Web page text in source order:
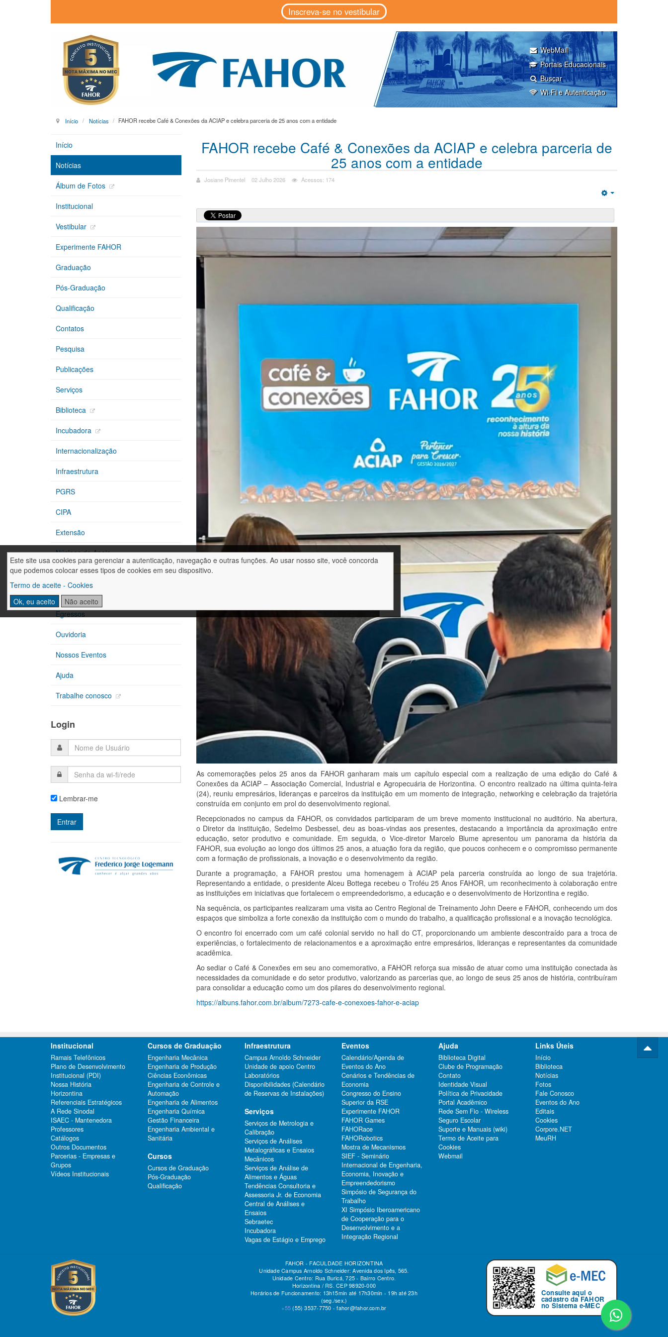
Este site usa cookies para gerenciar a autenticação, navegação e outras funções. Ao usar nosso site, você concorda
que podemos colocar esses tipos de cookies em seu dispositivo.
Termo de aceite - Cookies
Ok, eu aceito
Não aceito
Inscreva-se no vestibular
WebMail
Portais Educacionais
Buscar
Wi-Fi e Autenticação
Início Notícias FAHOR recebe Café & Conexões da ACIAP e celebra parceria de 25 anos com a entidade
FAHOR recebe Café & Conexões da ACIAP e celebra parceria de
25 anos com a entidade
Josiane Pimentel 02 Julho 2026 Acessos: 174
As comemorações pelos 25 anos da FAHOR ganharam mais um capítulo especial com a realização de uma edição do Café &
Conexões da ACIAP – Associação Comercial, Industrial e Agropecuária de Horizontina. O encontro realizado na última quinta-feira
(24), reuniu empresários, lideranças e parceiros da instituição em um momento de integração, networking e celebração da trajetória
construída em conjunto em prol do desenvolvimento regional.
Recepcionados no campus da FAHOR, os convidados participaram de um breve momento institucional no auditório. Na abertura,
o Diretor da instituição, Sedelmo Desbessel, deu as boas-vindas aos presentes, destacando a importância da aproximação entre
educação, setor produtivo e comunidade. Em seguida, o Vice-diretor Marcelo Blume apresentou um panorama da história da
FAHOR, sua evolução ao longo dos últimos 25 anos, a atuação fora da região, que poucos conhecem e o compromisso permanente
com a formação de profissionais, a inovação e o desenvolvimento da região.
Durante a programação, a FAHOR prestou uma homenagem à ACIAP pela parceria construída ao longo de sua trajetória.
Representando a entidade, o presidente Alceu Bottega recebeu o Troféu 25 Anos FAHOR, um reconhecimento à colaboração entre
as instituições em iniciativas que fortalecem o empreendedorismo, a educação e o desenvolvimento de Horizontina e região.
Na sequência, os participantes realizaram uma visita ao Centro Regional de Treinamento John Deere e FAHOR, conhecendo um dos
espaços que simboliza a forte conexão da instituição com o mundo do trabalho, a qualificação profissional e a inovação tecnológica.
O encontro foi encerrado com um café colonial servido no hall do CT, proporcionando um ambiente descontraído para a troca de
experiências, o fortalecimento de relacionamentos e a aproximação entre empresários, lideranças e representantes da comunidade
acadêmica.
Ao sediar o Café & Conexões em seu ano comemorativo, a FAHOR reforça sua missão de atuar como uma instituição conectada às
necessidades da comunidade e do setor produtivo, valorizando as parcerias que, ao longo de seus 25 anos de história, contribuíram
para consolidar a educação como um dos pilares do desenvolvimento regional.
https://albuns.fahor.com.br/album/7273-cafe-e-conexoes-fahor-e-aciap
Início
Notícias
Álbum de Fotos
Institucional
Vestibular
Experimente FAHOR
Graduação
Pós-Graduação
Qualificação
Contatos
Pesquisa
Publicações
Serviços
Biblioteca
Incubadora
Internacionalização
Infraestrutura
PGRS
CIPA
Extensão
Núcleos de Apoio
CPA
FAHOR & ODS
Egressos
Ouvidoria
Nossos Eventos
Ajuda
Trabalhe conosco
Login
Lembrar-me
Institucional
Ramais Telefônicos
Plano de Desenvolvimento
Institucional (PDI)
Nossa História
Horizontina
Referenciais Estratégicos
A Rede Sinodal
ISAEC - Mantenedora
Professores
Catálogos
Outros Documentos
Parcerias - Empresas e
Grupos
Vídeos Institucionais
Cursos de Graduação
Engenharia Mecânica
Engenharia de Produção
Ciências Econômicas
Engenharia de Controle e
Automação
Engenharia de Alimentos
Engenharia Química
Gestão Financeira
Engenharia Ambiental e
Sanitária
Cursos
Cursos de Graduação
Pós-Graduação
Qualificação
Infraestrutura
Campus Arnoldo Schneider
Unidade de apoio Centro
Laboratórios
Disponibilidades (Calendário
de Reservas de Instalações)
Serviços
Serviços de Metrologia e
Calibração
Serviços de Análises
Metalográficas e Ensaios
Mecânicos
Serviços de Análise de
Alimentos e Águas
Tendências Consultoria e
Assessoria Jr. de Economia
Central de Análises e
Ensaios
Sebraetec
Incubadora
Vagas de Estágio e Emprego
Eventos
Calendário/Agenda de
Eventos do Ano
Cenários e Tendências de
Economia
Congresso do Ensino
Superior da RSE
Experimente FAHOR
FAHOR Games
FAHORace
FAHORobotics
Mostra de Mecanismos
SIEF - Seminário
Internacional de Engenharia,
Economia, Inovação e
Empreendedorismo
Simpósio de Segurança do
Trabalho
XI Simpósio Iberoamericano
de Cooperação para o
Desenvolvimento e a
Integração Regional
Ajuda
Biblioteca Digital
Clube de Programação
Contato
Identidade Visual
Política de Privacidade
Portal Acadêmico
Rede Sem Fio - Wireless
Seguro Escolar
Suporte e Manuais (wiki)
Termo de Aceite para
Cookies
Webmail
Links Úteis
Início
Biblioteca
Notícias
Fotos
Fale Conosco
Eventos do Ano
Editais
Cookies
Corpore.NET
MeuRH
FAHOR - FACULDADE HORIZONTINA
Unidade Campus Arnoldo Schneider: Avenida dos Ipês, 565.
Unidade Centro: Rua Buricá, 725 - Bairro Centro.
Horizontina / RS. CEP 98920-000
Horários de Funcionamento: 13h15min até 17h30min - 19h até 23h
(seg./sex.)
+55 (55) 3537-7750 - fahor@fahor.com.br
Consulte aqui o
cadastro da FAHOR
no Sistema e-MEC